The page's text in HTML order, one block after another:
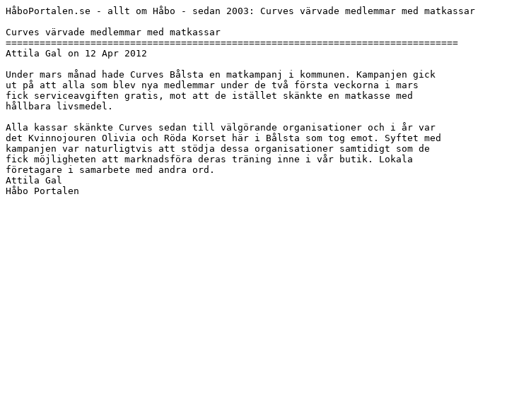
HåboPortalen.se - allt om Håbo - sedan 2003: Curves värvade medlemmar med matkassar
Curves värvade medlemmar med matkassar
================================================================================
Attila Gal on 12 Apr 2012
Under mars månad hade Curves Bålsta en matkampanj i kommunen. Kampanjen gick
ut på att alla som blev nya medlemmar under de två första veckorna i mars
fick serviceavgiften gratis, mot att de istället skänkte en matkasse med
hållbara livsmedel.
Alla kassar skänkte Curves sedan till välgörande organisationer och i år var
det Kvinnojouren Olivia och Röda Korset här i Bålsta som tog emot. Syftet med
kampanjen var naturligtvis att stödja dessa organisationer samtidigt som de
fick möjligheten att marknadsföra deras träning inne i vår butik. Lokala
företagare i samarbete med andra ord.
Attila Gal